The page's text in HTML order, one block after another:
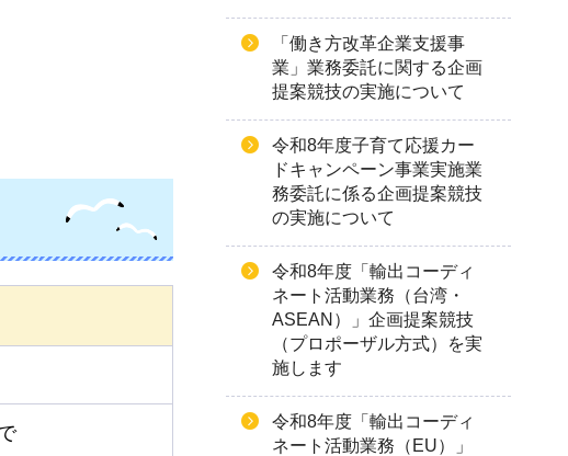
「働き方改革企業支援事
業」業務委託に関する企画
提案競技の実施について
令和8年度子育て応援カー
ドキャンペーン事業実施業
務委託に係る企画提案競技
の実施について
令和8年度「輸出コーディ
ネート活動業務（台湾・
ASEAN）」企画提案競技
（プロポーザル方式）を実
施します
令和8年度「輸出コーディ
ネート活動業務（EU）」